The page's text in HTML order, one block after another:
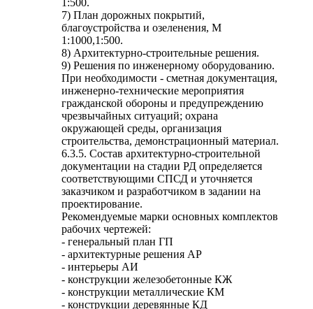
7) План дорожных покрытий,
благоустройства и озеленения, М
1:1000,1:500.
8) Архитектурно-строительные решения.
9) Решения по инженерному оборудованию.
При необходимости - сметная документация,
инженерно-технические мероприятия
гражданской обороны и предупреждению
чрезвычайных ситуаций; охрана
окружающей среды, организация
строительства, демонстрационный материал.
6.3.5. Состав архитектурно-строительной
документации на стадии РД определяется
соответствующими СПСД и уточняется
заказчиком и разработчиком в задании на
проектирование.
Рекомендуемые марки основных комплектов
рабочих чертежей:
- генеральный план ГП
- архитектурные решения АР
- интерьеры АИ
- конструкции железобетонные КЖ
- конструкции металлические КМ
- конструкции деревянные КД